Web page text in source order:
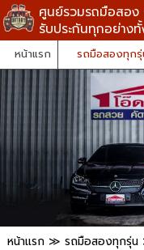
ศูนย์รวมรถมือสอง
รับประกันทุกอย่าง
หน้าแรก รถมือสองทุก
หน้าแรก ≫ รถมือสองทุกรุ่น